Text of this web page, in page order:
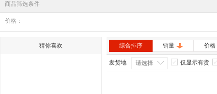
商品筛选条件
价格：
猜你喜欢 综合排序 销量 价格
发货地 请选择 仅显示有货